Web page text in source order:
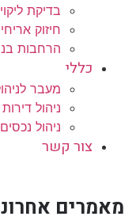
בדיקת
חיזוק
הרחבות
כללי
מעבר
ניהול
ניהול
צור קשר
מאמרים